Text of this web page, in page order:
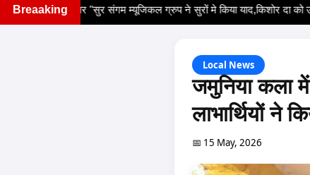
Breaaking
के जन्मदिन पर "सुर संगम म्यूजिकल ग्रुप ने सुरों मे किया याद,किशोर दा को
Local News
जमुनिया कला
लाभार्थियों ने
📅 15 May, 2026